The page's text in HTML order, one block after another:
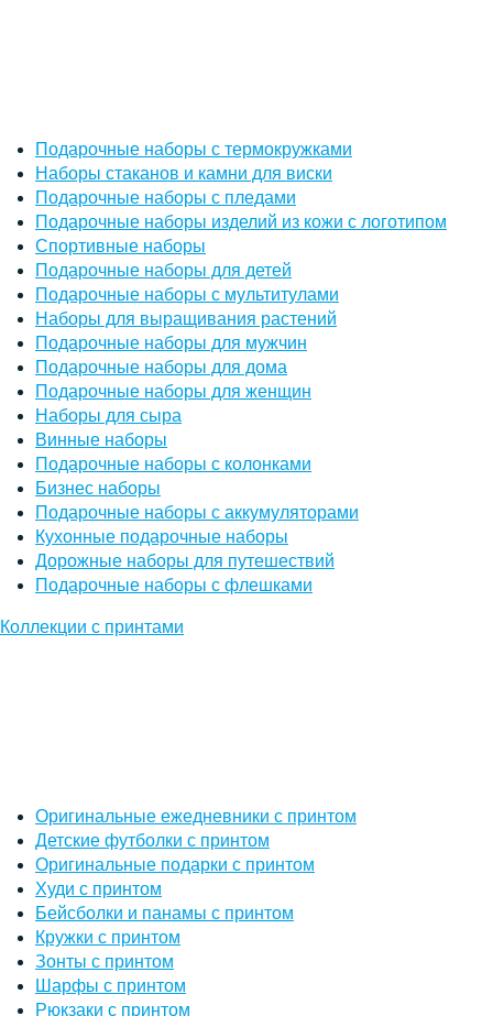
Подарочные наборы с термокружками
Наборы стаканов и камни для виски
Подарочные наборы с пледами
Подарочные наборы изделий из кожи с логотипом
Спортивные наборы
Подарочные наборы для детей
Подарочные наборы с мультитулами
Наборы для выращивания растений
Подарочные наборы для мужчин
Подарочные наборы для дома
Подарочные наборы для женщин
Наборы для сыра
Винные наборы
Подарочные наборы с колонками
Бизнес наборы
Подарочные наборы с аккумуляторами
Кухонные подарочные наборы
Дорожные наборы для путешествий
Подарочные наборы с флешками
Коллекции с принтами
Оригинальные ежедневники с принтом
Детские футболки с принтом
Оригинальные подарки с принтом
Худи с принтом
Бейсболки и панамы с принтом
Кружки с принтом
Зонты с принтом
Шарфы с принтом
Рюкзаки с принтом